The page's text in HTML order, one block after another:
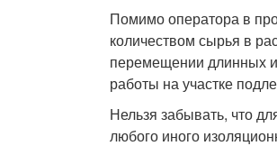
Помимо оператора в
количеством сырья в
перемещении длинных и
работы на участке
Нельзя забывать, что
любого иного